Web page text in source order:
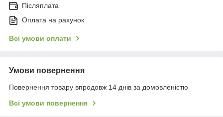
Післяплата
Оплата на рахунок
Всі умови оплати
Умови повернення
Повернення товару впродовж 14 днів за домовленістю
Всі умови повернення